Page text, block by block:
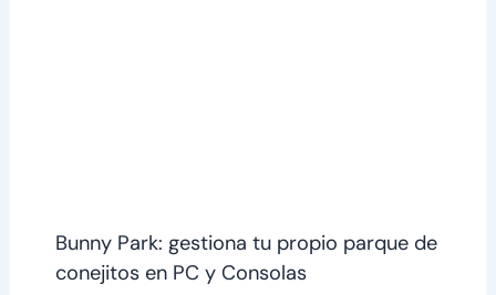
Bunny Park: gestiona tu propio parque de
conejitos en PC y Consolas